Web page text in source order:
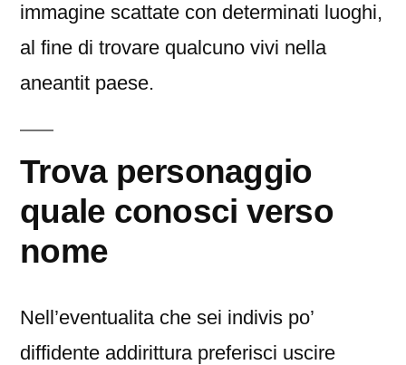
immagine scattate con determinati luoghi,
al fine di trovare qualcuno vivi nella
aneantit paese.
Trova personaggio
quale conosci verso
nome
Nell’eventualita che sei indivis po’
diffidente addirittura preferisci uscire